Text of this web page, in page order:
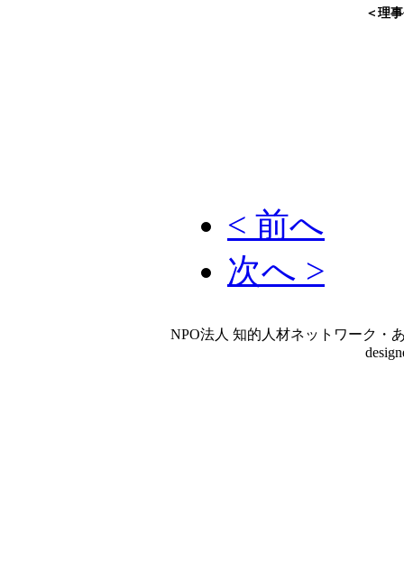
＜理
< 前へ
次へ >
NPO法人 知的人材ネットワーク・